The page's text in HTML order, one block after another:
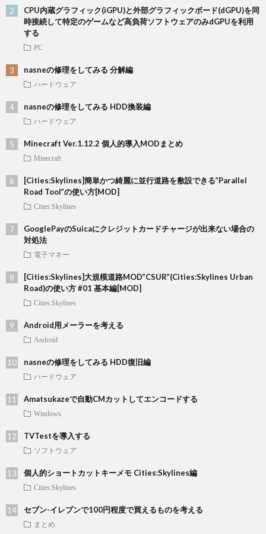
CPU内蔵グラフィック(iGPU)と外部グラフィックボード(dGPU)を同
時接続して特定のゲームなど高負荷ソフトウェアのみdGPUを利用
する
PC
nasneの修理をしてみる 分解編
ハードウェア
nasneの修理をしてみる HDD換装編
ハードウェア
Minecraft Ver.1.12.2 個人的導入MODまとめ
Minecraft
[Cities:Skylines]簡単かつ綺麗に並行道路を敷設できる”Parallel
Road Tool”の使い方[MOD]
Cities:Skylines
GooglePayのSuicaにクレジットカードチャージが出来ない場合の
対処法
電子マネー
[Cities:Skylines]大規模道路MOD”CSUR”(Cities:Skylines Urban
Road)の使い方 #01 基本編[MOD]
Cities:Skylines
Android用メーラーを考える
Android
nasneの修理をしてみる HDD復旧編
ハードウェア
Amatsukazeで自動CMカットしてエンコードする
Windows
TVTestを導入する
ソフトウェア
個人的ショートカットキーメモ Cities:Skylines編
Cities:Skylines
セブン-イレブンで100円程度で買えるものを考える
まとめ